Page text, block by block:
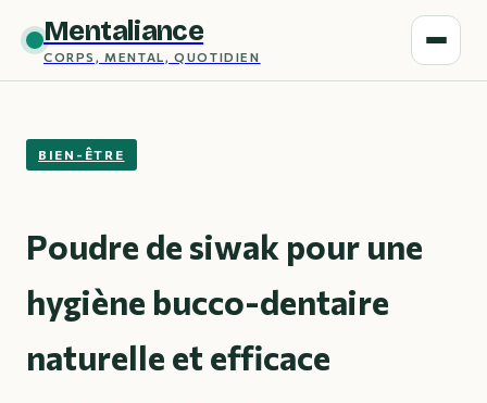
Mentaliance
CORPS, MENTAL, QUOTIDIEN
BIEN-ÊTRE
Poudre de siwak pour une
hygiène bucco-dentaire
naturelle et efficace